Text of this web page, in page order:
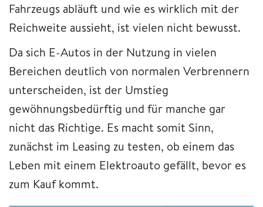
Fahrzeugs abläuft und wie es wirklich mit der
Reichweite aussieht, ist vielen nicht bewusst.
Da sich E-Autos in der Nutzung in vielen
Bereichen deutlich von normalen Verbrennern
unterscheiden, ist der Umstieg
gewöhnungsbedürftig und für manche gar
nicht das Richtige. Es macht somit Sinn,
zunächst im Leasing zu testen, ob einem das
Leben mit einem Elektroauto gefällt, bevor es
zum Kauf kommt.